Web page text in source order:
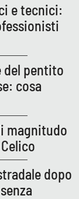
e tecnici:
del pentito
cosa
magnitudo
dopo